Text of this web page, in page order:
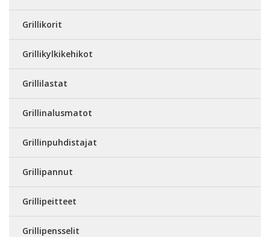
Grillikorit
Grillikylkikehikot
Grillilastat
Grillinalusmatot
Grillinpuhdistajat
Grillipannut
Grillipeitteet
Grillipensselit